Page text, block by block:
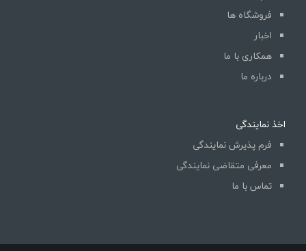
فروشگاه ها
اخبار
همکاری با ما
درباره ما
اخذ نمایندگی
فرم پذیرش نمایندگی
معرفی متقاضی نمایندگی
تماس با ما